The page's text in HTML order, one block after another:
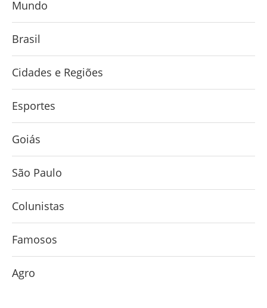
Mundo
Brasil
Cidades e Regiões
Esportes
Goiás
São Paulo
Colunistas
Famosos
Agro